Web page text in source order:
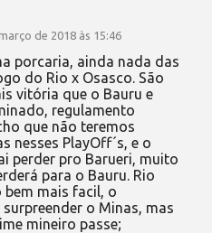
de 2018 às 15:46
porcaria, ainda nada das
do Rio x Osasco. São
vitória que o Bauru e
regulamento
que não teremos
nesses PlayOff´s, e o
perder pro Barueri, muito
para o Bauru. Rio
bem mais facil, o
o Minas, mas
mineiro passe;